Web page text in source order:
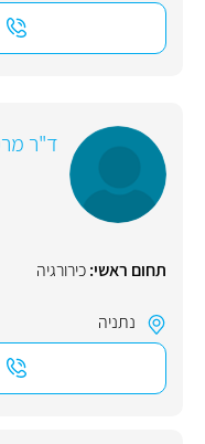
ד"ר
תחום ראשי:כירורגיה
נתניה